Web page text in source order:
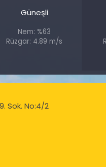
Güneşli
Nem: %63
Rüzgar: 4.89 m/s
Sok. No:4/2